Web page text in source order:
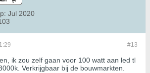
Jul 2020
#13
ik zou zelf gaan voor 100 watt aan led tl
Verkrijgbaar bij de bouwmarkten.